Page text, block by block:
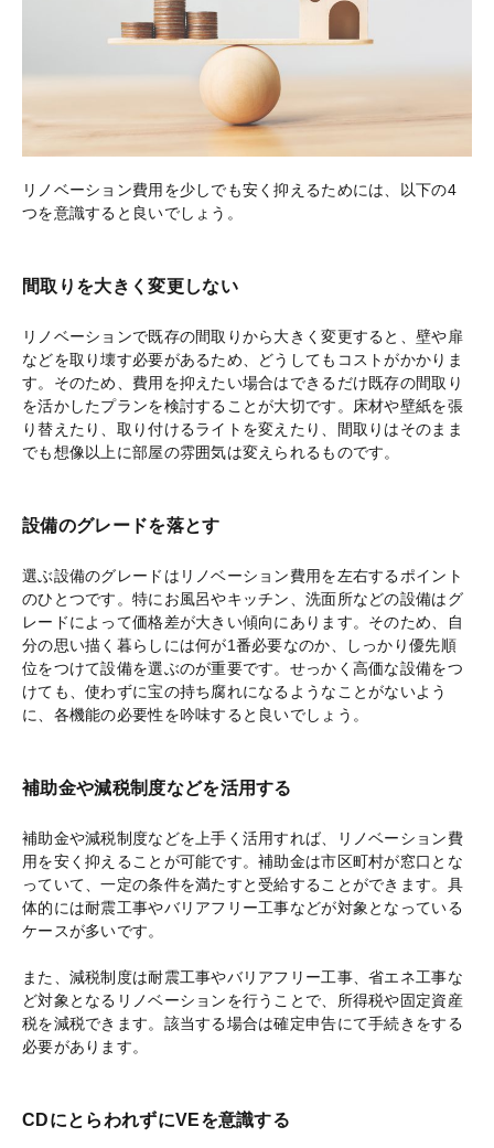
リノベーション費用を少しでも安く抑えるためには、以下の4
つを意識すると良いでしょう。
間取りを大きく変更しない
リノベーションで既存の間取りから大きく変更すると、壁や扉
などを取り壊す必要があるため、どうしてもコストがかかりま
す。そのため、費用を抑えたい場合はできるだけ既存の間取り
を活かしたプランを検討することが大切です。床材や壁紙を張
り替えたり、取り付けるライトを変えたり、間取りはそのまま
でも想像以上に部屋の雰囲気は変えられるものです。
設備のグレードを落とす
選ぶ設備のグレードはリノベーション費用を左右するポイント
のひとつです。特にお風呂やキッチン、洗面所などの設備はグ
レードによって価格差が大きい傾向にあります。そのため、自
分の思い描く暮らしには何が1番必要なのか、しっかり優先順
位をつけて設備を選ぶのが重要です。せっかく高価な設備をつ
けても、使わずに宝の持ち腐れになるようなことがないよう
に、各機能の必要性を吟味すると良いでしょう。
補助金や減税制度などを活用する
補助金や減税制度などを上手く活用すれば、リノベーション費
用を安く抑えることが可能です。補助金は市区町村が窓口とな
っていて、一定の条件を満たすと受給することができます。具
体的には耐震工事やバリアフリー工事などが対象となっている
ケースが多いです。
また、減税制度は耐震工事やバリアフリー工事、省エネ工事な
ど対象となるリノベーションを行うことで、所得税や固定資産
税を減税できます。該当する場合は確定申告にて手続きをする
必要があります。
CDにとらわれずにVEを意識する